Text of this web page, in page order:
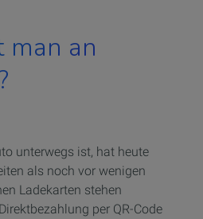
man an
unterwegs ist, hat heute
als noch vor wenigen
Ladekarten stehen
per QR-Code